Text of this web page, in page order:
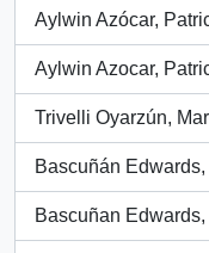
Aylwin Azócar,
, 3168 resultados
Aylwin Azocar,
, 1392 resultados
Trivelli Oyarzún,
, 1031 resultados
Bascuñán
, 714 resultados
Bascuñan
, 528 resultados